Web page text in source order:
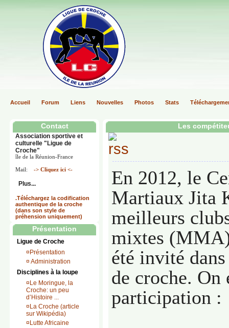
Accueil Forum Liens Nouvelles Photos Stats
Contact
Association sportive et
culturelle "Ligue de
Croche"
île de la Réunion-France
Mail: -> Cliquez ici <-
Plus...
.Téléchargez la codification
authentique de la croche
(dans son style de
préhension uniquement)
Présentation
Ligue de Croche
¤ Présentation
¤ Administration
Disciplines à la loupe
¤ Le Moringue, la
Croche: un peu
d’Histoire ...
¤ La Croche (article
sur Wikipédia)
¤ Lutte Africaine
Les
En 2012, le
Martiaux Jita
meilleurs
mixtes
été invité
de croche. On
participation :